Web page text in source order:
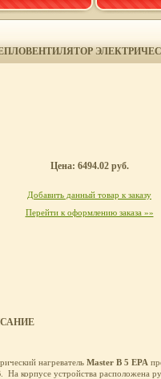
Цена: 6494.02 руб.
Добавить данный товар к заказу
Перейти к оформлению заказа »»
нагреватель Master B 5 EPA
На корпусе устройства расположена